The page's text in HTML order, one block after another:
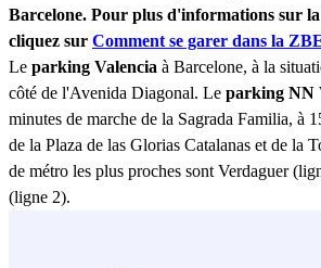
Barcelone. Pour plus d'informations sur
cliquez sur Comment se garer dans la
Le parking Valencia à Barcelone, à la
côté de l'Avenida Diagonal. Le parking NN
minutes de marche de la Sagrada Familia, à
de la Plaza de las Glorias Catalanas et de la
de métro les plus proches sont Verdaguer
(ligne 2).